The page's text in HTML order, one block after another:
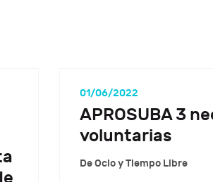
01/06/2022
APROSUBA 3
voluntarias
De Ocio y Tiempo Libre